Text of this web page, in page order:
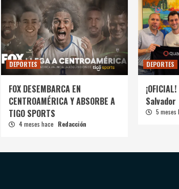
DEPORTES
FOX DESEMBARCA EN
CENTROAMÉRICA Y ABSORBE A
TIGO SPORTS
4 meses hace Redacción
DEPORTES
Salvador
5